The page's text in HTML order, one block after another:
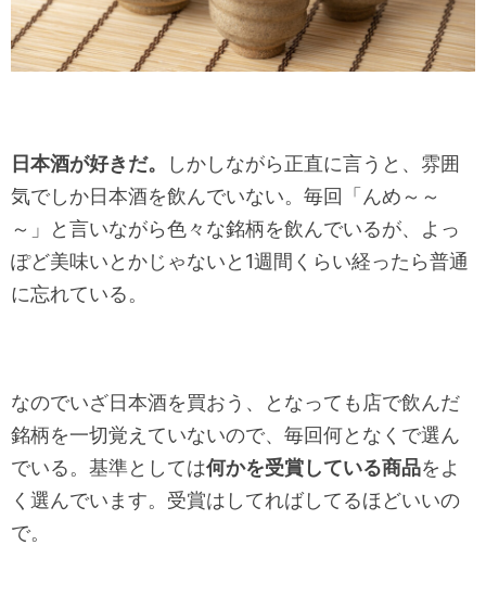
日本酒が好きだ。
しかしながら正直に言うと、雰囲
気でしか日本酒を飲んでいない。毎回「んめ～～
～」と言いながら色々な銘柄を飲んでいるが、よっ
ぽど美味いとかじゃないと1週間くらい経ったら普通
に忘れている。
なのでいざ日本酒を買おう、となっても店で飲んだ
銘柄を一切覚えていないので、毎回何となくで選ん
でいる。基準としては何かを受賞している商品をよ
く選んでいます。受賞はしてればしてるほどいいの
で。